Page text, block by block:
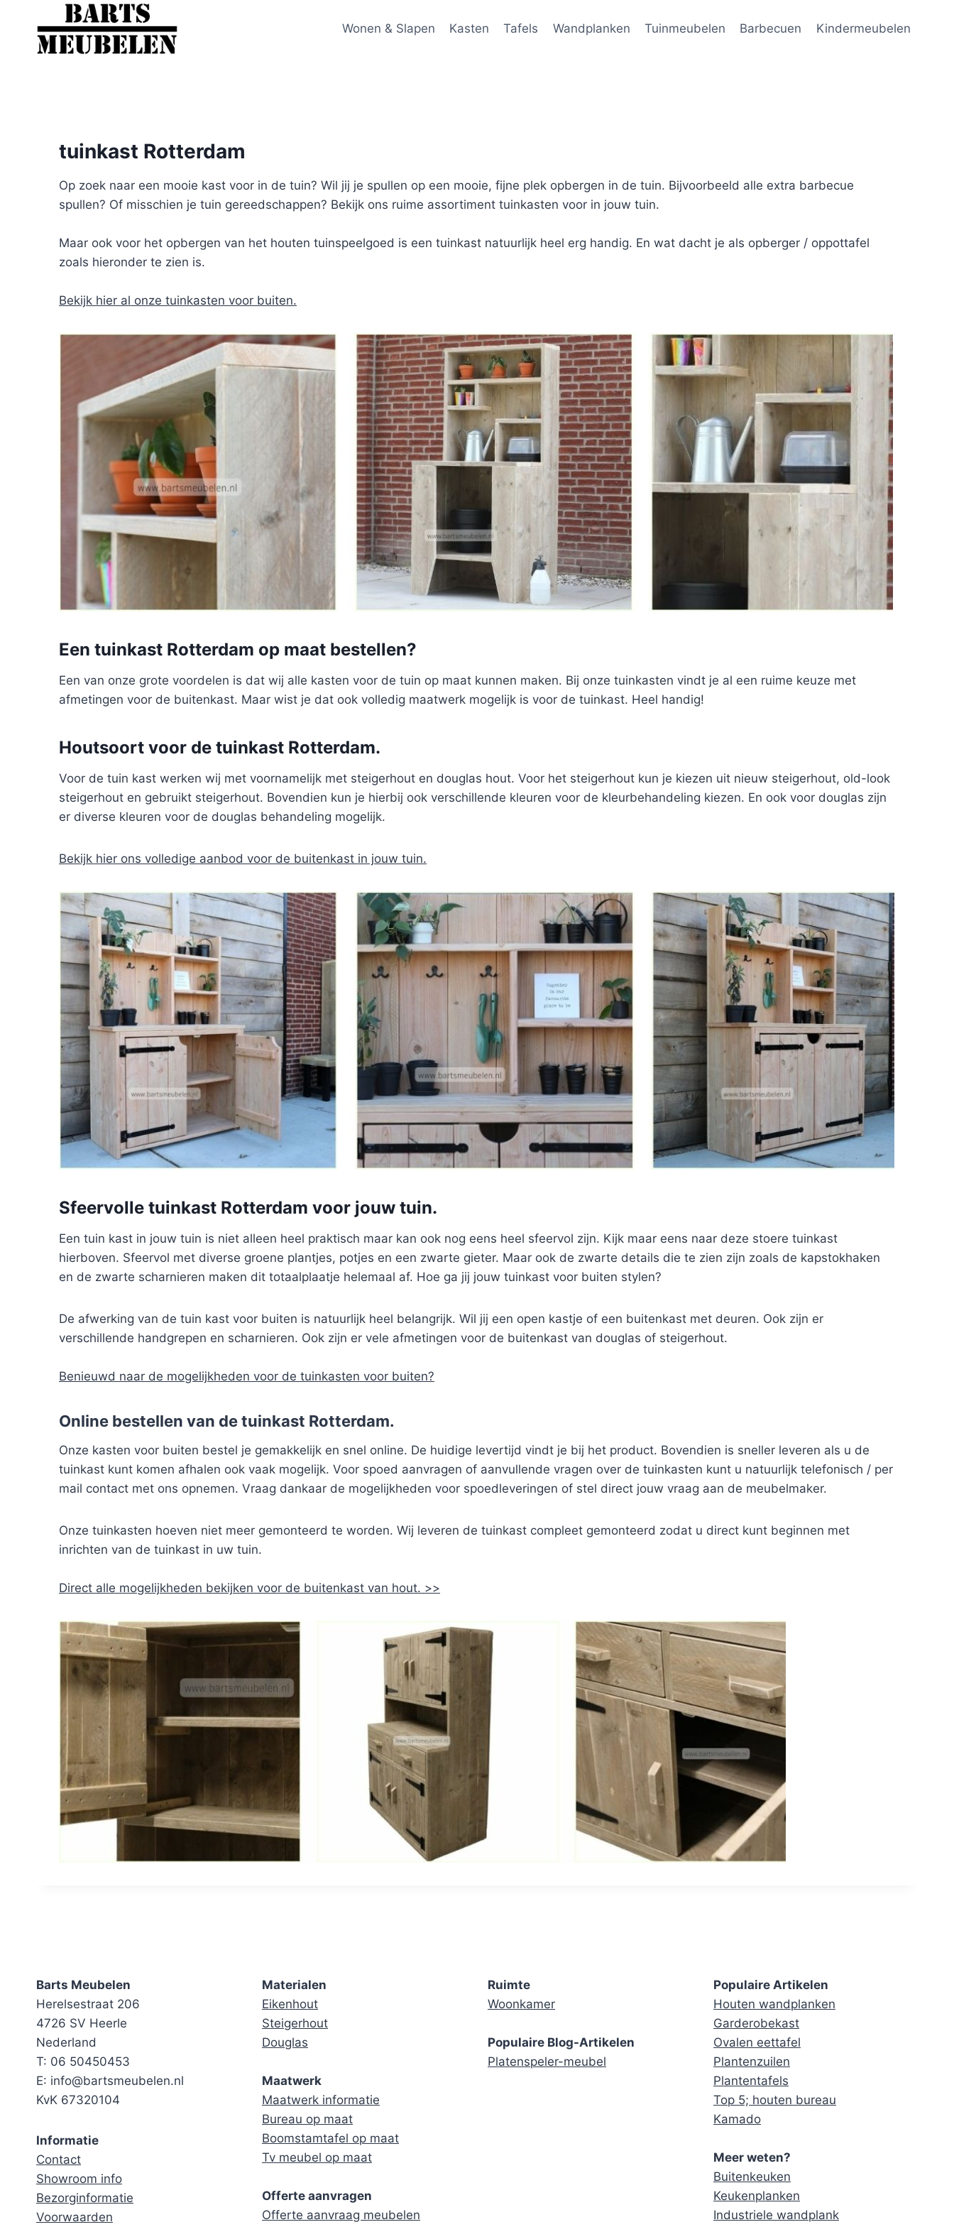
Wonen & Slapen Kasten Tafels Wandplanken Tuinmeubelen Barbecuen Kindermeubelen
tuinkast Rotterdam
Op zoek naar een mooie kast voor in de tuin? Wil jij je spullen op een mooie, fijne plek opbergen in de tuin. Bijvoorbeeld alle extra barbecue
spullen? Of misschien je tuin gereedschappen? Bekijk ons ruime assortiment tuinkasten voor in jouw tuin.
Maar ook voor het opbergen van het houten tuinspeelgoed is een tuinkast natuurlijk heel erg handig. En wat dacht je als opberger / oppottafel
zoals hieronder te zien is.
Bekijk hier al onze tuinkasten voor buiten.
Een tuinkast Rotterdam op maat bestellen?
Een van onze grote voordelen is dat wij alle kasten voor de tuin op maat kunnen maken. Bij onze tuinkasten vindt je al een ruime keuze met
afmetingen voor de buitenkast. Maar wist je dat ook volledig maatwerk mogelijk is voor de tuinkast. Heel handig!
Houtsoort voor de tuinkast Rotterdam.
Voor de tuin kast werken wij met voornamelijk met steigerhout en douglas hout. Voor het steigerhout kun je kiezen uit nieuw steigerhout, old-look
steigerhout en gebruikt steigerhout. Bovendien kun je hierbij ook verschillende kleuren voor de kleurbehandeling kiezen. En ook voor douglas zijn
er diverse kleuren voor de douglas behandeling mogelijk.
Bekijk hier ons volledige aanbod voor de buitenkast in jouw tuin.
Sfeervolle tuinkast Rotterdam voor jouw tuin.
Een tuin kast in jouw tuin is niet alleen heel praktisch maar kan ook nog eens heel sfeervol zijn. Kijk maar eens naar deze stoere tuinkast
hierboven. Sfeervol met diverse groene plantjes, potjes en een zwarte gieter. Maar ook de zwarte details die te zien zijn zoals de kapstokhaken
en de zwarte scharnieren maken dit totaalplaatje helemaal af. Hoe ga jij jouw tuinkast voor buiten stylen?
De afwerking van de tuin kast voor buiten is natuurlijk heel belangrijk. Wil jij een open kastje of een buitenkast met deuren. Ook zijn er
verschillende handgrepen en scharnieren. Ook zijn er vele afmetingen voor de buitenkast van douglas of steigerhout.
Benieuwd naar de mogelijkheden voor de tuinkasten voor buiten?
Online bestellen van de tuinkast Rotterdam.
Onze kasten voor buiten bestel je gemakkelijk en snel online. De huidige levertijd vindt je bij het product. Bovendien is sneller leveren als u de
tuinkast kunt komen afhalen ook vaak mogelijk. Voor spoed aanvragen of aanvullende vragen over de tuinkasten kunt u natuurlijk telefonisch / per
mail contact met ons opnemen. Vraag dankaar de mogelijkheden voor spoedleveringen of stel direct jouw vraag aan de meubelmaker.
Onze tuinkasten hoeven niet meer gemonteerd te worden. Wij leveren de tuinkast compleet gemonteerd zodat u direct kunt beginnen met
inrichten van de tuinkast in uw tuin.
Direct alle mogelijkheden bekijken voor de buitenkast van hout. >>
Barts Meubelen
Herelsestraat 206
4726 SV Heerle
Nederland
T: 06 50450453
E: info@bartsmeubelen.nl
KvK 67320104
Informatie
Contact
Showroom info
Bezorginformatie
Voorwaarden
Materialen
Eikenhout
Steigerhout
Douglas
Maatwerk
Maatwerk informatie
Bureau op maat
Boomstamtafel op maat
Tv meubel op maat
Offerte aanvragen
Offerte aanvraag meubelen
Ruimte
Woonkamer
Populaire Blog-Artikelen
Platenspeler-meubel
Populaire Artikelen
Houten wandplanken
Garderobekast
Ovalen eettafel
Plantenzuilen
Plantentafels
Top 5; houten bureau
Kamado
Meer weten?
Buitenkeuken
Keukenplanken
Industriele wandplank